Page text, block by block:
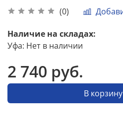
(0)
Наличие на складах:
Уфа: Нет в наличии
2 740 руб.
В корзину